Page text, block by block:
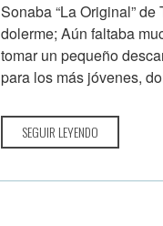
Sonaba “La Original”
dolerme; Aún faltaba
tomar un pequeño
para los más jóvenes,
SEGUIR LEYENDO